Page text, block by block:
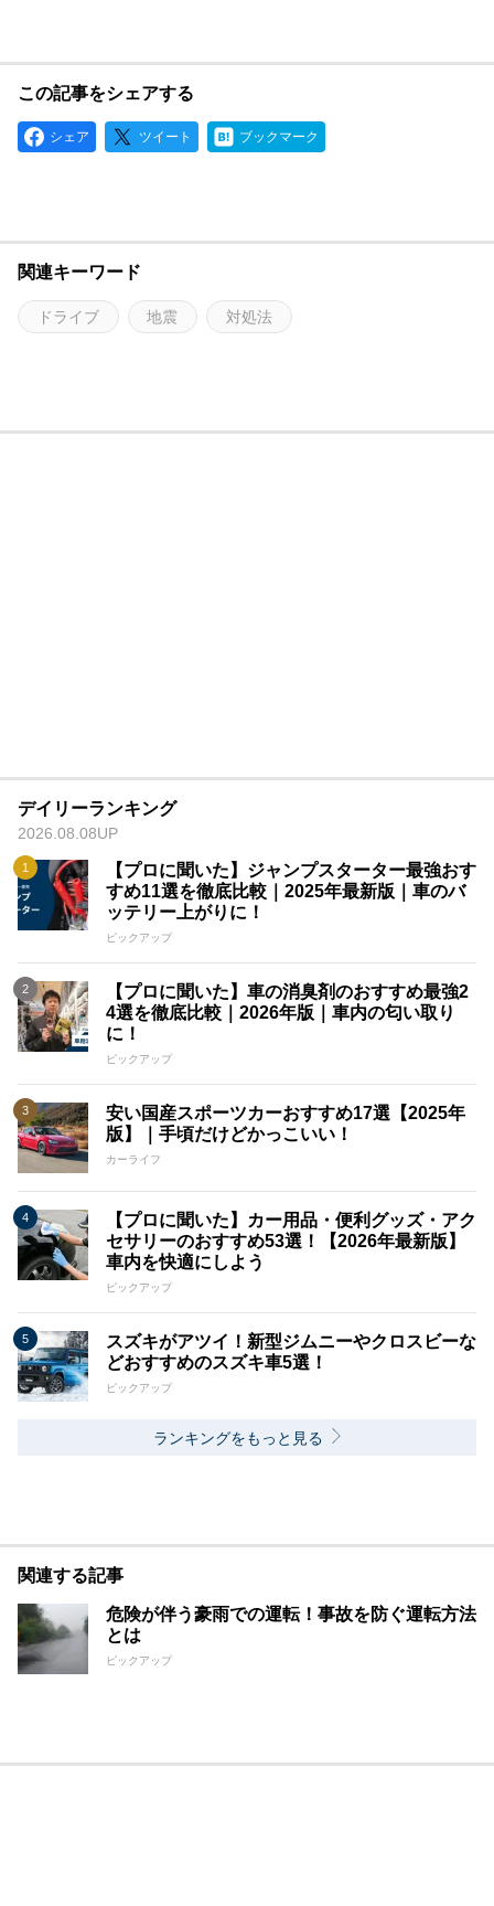
この記事をシェアする
シェア ツイート ブックマーク
関連キーワード
ドライブ 地震 対処法
デイリーランキング
2026.08.08UP
【プロに聞いた】ジャンプスターター最強おす
すめ11選を徹底比較｜2025年最新版｜車のバ
ッテリー上がりに！
ピックアップ
【プロに聞いた】車の消臭剤のおすすめ最強2
4選を徹底比較｜2026年版｜車内の匂い取り
に！
ピックアップ
安い国産スポーツカーおすすめ17選【2025年
版】｜手頃だけどかっこいい！
カーライフ
【プロに聞いた】カー用品・便利グッズ・アク
セサリーのおすすめ53選！【2026年最新版】
車内を快適にしよう
ピックアップ
スズキがアツイ！新型ジムニーやクロスビーな
どおすすめのスズキ車5選！
ピックアップ
ランキングをもっと見る
関連する記事
危険が伴う豪雨での運転！事故を防ぐ運転方法
とは
ピックアップ